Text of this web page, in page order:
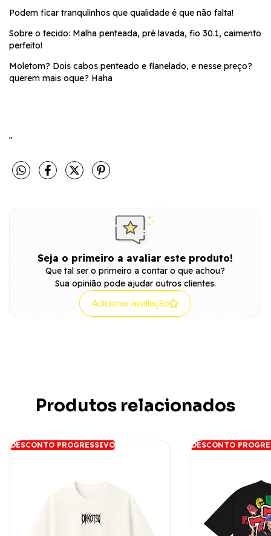
Podem ficar tranqulinhos que qualidade é que não falta!
Sobre o tecido: Malha penteada, pré lavada, fio 30.1, caimento
perfeito!
Moletom? Dois cabos penteado e flanelado, e nesse preço?
querem mais oque? Haha
"
Seja o primeiro a avaliar este produto!
Que tal ser o primeiro a contar o que achou?
Sua opinião pode ajudar outros clientes.
Adicionar avaliação
Produtos relacionados
DESCONTO PROGRESSIVO DESCONTO